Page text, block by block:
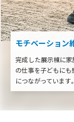
モチベーション
完成した展示棟に家
の仕事を子どもにも
につながっています。